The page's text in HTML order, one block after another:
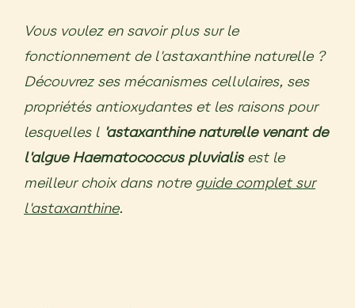
Vous voulez en savoir plus sur le
fonctionnement de l'astaxanthine naturelle ?
Découvrez ses mécanismes cellulaires, ses
propriétés antioxydantes et les raisons pour
lesquelles l 'astaxanthine naturelle venant de
l'algue Haematococcus pluvialisest le
meilleur choix dans notre guide complet sur
l'astaxanthine.